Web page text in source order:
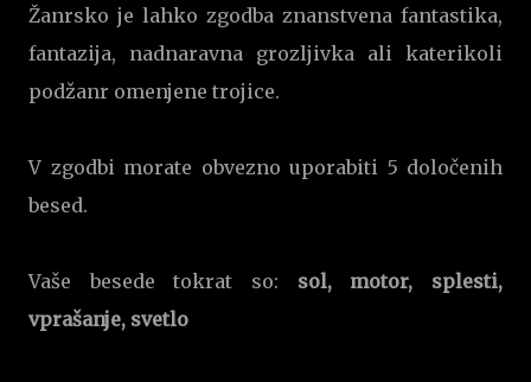
Žanrsko je lahko zgodba znanstvena fantastika,
fantazija, nadnaravna grozljivka ali katerikoli
podžanr omenjene trojice.
V zgodbi morate obvezno uporabiti 5 določenih
besed.
Vaše besede tokrat so: sol, motor, splesti,
vprašanje, svetlo